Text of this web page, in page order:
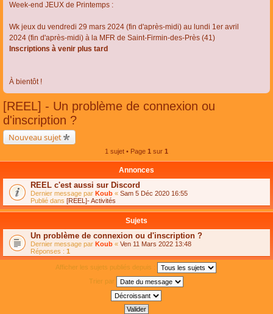
Week-end JEUX de Printemps :
Wk jeux du vendredi 29 mars 2024 (fin d'après-midi) au lundi 1er avril
2024 (fin d'après-midi) à la MFR de Saint-Firmin-des-Près (41)
Inscriptions à venir plus tard
À bientôt !
[REEL] - Un problème de connexion ou
d'inscription ?
Nouveau sujet
1 sujet • Page 1 sur 1
Annonces
REEL c'est aussi sur Discord
Dernier message par Koub « Sam 5 Déc 2020 16:55
Publié dans [REEL]- Activités
Sujets
Un problème de connexion ou d'inscription ?
Dernier message par Koub « Ven 11 Mars 2022 13:48
Réponses : 1
Afficher les sujets publiés depuis :
Trier par